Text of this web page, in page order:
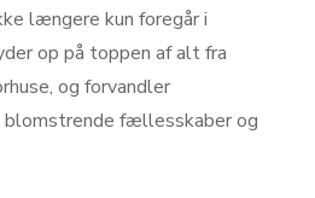
længere kun foregår i
op på toppen af alt fra
og forvandler
fællesskaber og